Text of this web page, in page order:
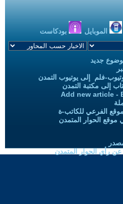
الموبايل بودكاست
جديد
فلم إلى يوتيوب التمدن
إلى مكتبة التمدن
Add new article -
الفرعي للكاتب-ة
موقع الحوار المتمدن
عن رأي الحوار المتمدن